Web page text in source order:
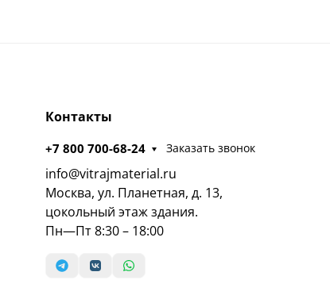
Контакты
+7 800 700-68-24 Заказать звонок
info@vitrajmaterial.ru
Москва, ул. Планетная, д. 13,
цокольный этаж здания.
Пн—Пт 8:30 – 18:00